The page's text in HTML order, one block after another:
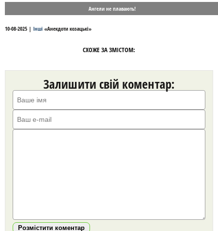
Ангели не плавають!
10-08-2025 | Інші «Анекдоти козацькі»
СХОЖЕ ЗА ЗМІСТОМ:
Залишити свій коментар:
Розмістити коментар